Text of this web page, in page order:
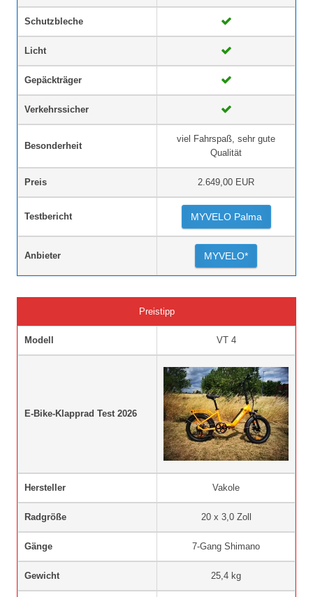
Schutzbleche
Licht
Gepäckträger
Verkehrssicher
Besonderheit
viel Fahrspaß, sehr gute
Qualität
Preis 2.649,00 EUR
Testbericht MYVELO Palma
Anbieter MYVELO*
Preistipp
Modell VT 4
E-Bike-Klapprad Test 2026
Hersteller Vakole
Radgröße 20 x 3,0 Zoll
Gänge 7-Gang Shimano
Gewicht 25,4 kg